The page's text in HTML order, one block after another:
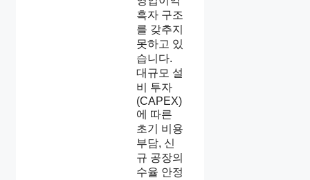
흑자 구조
를 갖추지
못하고 있
습니다.
대규모 설
비 투자
(CAPEX)
에 따른
초기 비용
부담, 신
규 공장의
수율 안정